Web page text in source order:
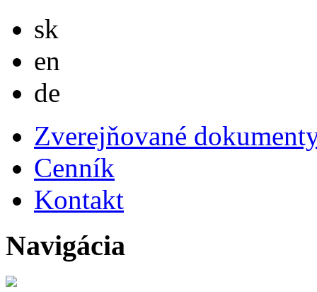
sk
en
de
Zverejňované
Cenník
Kontakt
Navigácia